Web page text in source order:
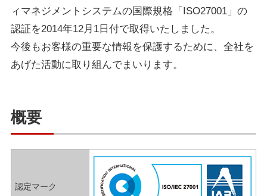
ィマネジメントシステムの国際規格「ISO27001」の
認証を2014年12月1日付で取得いたしました。
今後もお客様の重要な情報を保護するために、全社を
あげた活動に取り組んでまいります。
概要
認定マーク